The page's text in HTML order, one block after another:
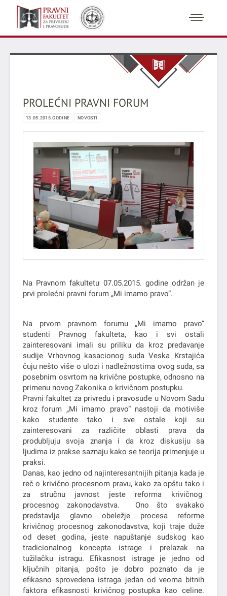
PROLEĆNI PRAVNI FORUM
13.05.2015.GODINE NOVOSTI
Na Pravnom fakultetu 07.05.2015. godine održan je
prvi prolećni pravni forum „Mi imamo pravo“.
Na prvom pravnom forumu „Mi imamo pravo“
studenti Pravnog fakulteta, kao i svi ostali
zainteresovani imali su priliku da kroz predavanje
sudije Vrhovnog kasacionog suda Veska Krstajića
čuju nešto više o ulozi i nadležnostima ovog suda, sa
posebnim osvrtom na krivične postupke, odnosno na
primenu novog Zakonika o krivičnom postupku.
Pravni fakultet za privredu i pravosuđe u Novom Sadu
kroz forum „Mi imamo pravo“ nastoji da motiviše
kako studente tako i sve ostale koji su
zainteresovani za različite oblasti prava da
produbljuju svoja znanja i da kroz diskusiju sa
ljudima iz prakse saznaju kako se teorija primenjuje u
praksi.
Danas, kao jedno od najinteresantnijih pitanja kada je
reč o krivično procesnom pravu, kako za opštu tako i
za stručnu javnost jeste reforma krivičnog
procesnog zakonodavstva. Ono što svakako
predstavlja glavno obeležje procesa reforme
krivičnog procesnog zakonodavstva, koji traje duže
od deset godina, jeste napuštanje sudskog kao
tradicionalnog koncepta istrage i prelazak na
tužilačku istragu. Efikasnost istrage je jedno od
ključnih pitanja, pošto je dobro poznato da je
efikasno sprovedena istraga jedan od veoma bitnih
faktora efikasnosti krivičnog postupka kao celine.